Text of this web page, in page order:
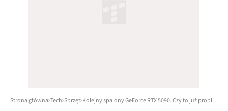
Strona główna Tech Sprzęt Kolejny spalony GeForce RTX 5090. Czy to już problem?